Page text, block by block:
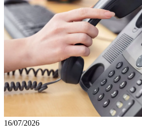
ihnen bereitgestellt haben oder die
gesammelt haben. DieCookie-
Footer aufgerufen und angepasst
16/07/2026